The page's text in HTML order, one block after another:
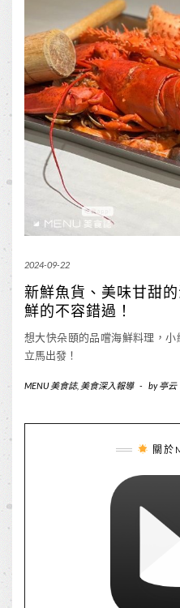
2024-09-22
新鮮魚貨、美味甘甜
鮮的不容錯過！
想大快朵頤的品嚐海鮮料理，
立馬出發！
MENU 美食誌, 美食深入報導 - by亭云
關於